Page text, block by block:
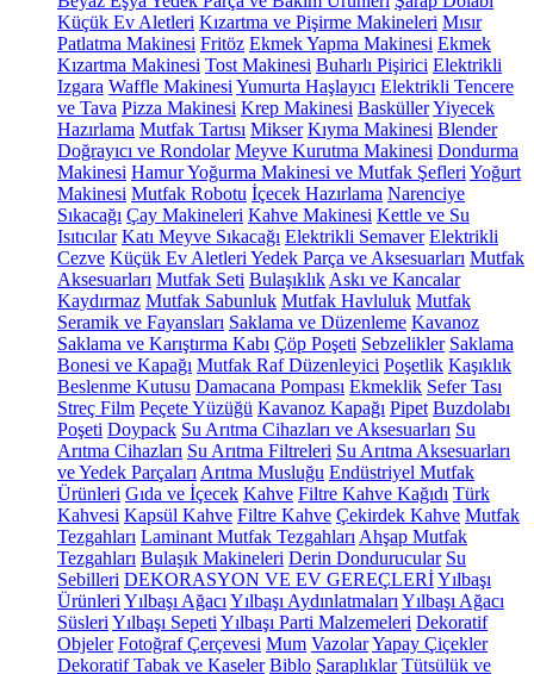
Küçük Ev Aletleri Kızartma ve Pişirme Makineleri Mısır
Patlatma Makinesi Fritöz Ekmek Yapma Makinesi Ekmek
Kızartma Makinesi Tost Makinesi Buharlı Pişirici Elektrikli
Izgara Waffle Makinesi Yumurta Haşlayıcı Elektrikli Tencere
ve Tava Pizza Makinesi Krep Makinesi BasküllerYiyecek
Hazırlama Mutfak Tartısı Mikser Kıyma Makinesi Blender
Doğrayıcı ve Rondolar Meyve Kurutma Makinesi Dondurma
Makinesi Hamur Yoğurma Makinesi ve Mutfak Şefleri Yoğurt
Makinesi Mutfak Robotu İçecek Hazırlama Narenciye
Sıkacağı Çay Makineleri Kahve Makinesi Kettle ve Su
Isıtıcılar Katı Meyve Sıkacağı Elektrikli Semaver Elektrikli
Cezve Küçük Ev Aletleri Yedek Parça ve Aksesuarları Mutfak
Aksesuarları Mutfak Seti Bulaşıklık Askı ve Kancalar
Kaydırmaz Mutfak Sabunluk Mutfak Havluluk Mutfak
Seramik ve Fayansları Saklama ve Düzenleme Kavanoz
Saklama ve Karıştırma Kabı Çöp Poşeti Sebzelikler Saklama
Bonesi ve Kapağı Mutfak Raf Düzenleyici Poşetlik Kaşıklık
Beslenme Kutusu Damacana Pompası Ekmeklik Sefer Tası
Streç Film Peçete Yüzüğü Kavanoz Kapağı Pipet Buzdolabı
Poşeti Doypack Su Arıtma Cihazları ve Aksesuarları Su
Arıtma Cihazları Su Arıtma Filtreleri Su Arıtma Aksesuarları
ve Yedek Parçaları Arıtma Musluğu Endüstriyel Mutfak
Ürünleri Gıda ve İçecek Kahve Filtre Kahve Kağıdı Türk
Kahvesi Kapsül Kahve Filtre Kahve Çekirdek Kahve Mutfak
Tezgahları Laminant Mutfak Tezgahları Ahşap Mutfak
Tezgahları Bulaşık Makineleri Derin Dondurucular Su
Sebilleri DEKORASYON VE EV GEREÇLERİYılbaşı
Ürünleri Yılbaşı Ağacı Yılbaşı Aydınlatmaları Yılbaşı Ağacı
Süsleri Yılbaşı Sepeti Yılbaşı Parti Malzemeleri Dekoratif
Objeler Fotoğraf Çerçevesi Mum VazolarYapay Çiçekler
Dekoratif Tabak ve Kaseler Biblo Şaraplıklar Tütsülük ve